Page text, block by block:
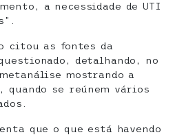
a necessidade de UTI
citou as fontes da
detalhando, no
mostrando a
quando se reúnem vários
que o que está havendo